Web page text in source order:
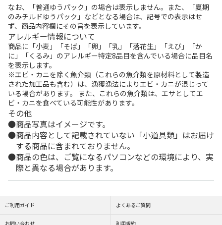
なお、「普通ゆうパック」の場合は表示しません。また、「夏期
のみチルドゆうパック」などとなる場合は、記号での表示はせ
ず、商品内容欄にその旨を表示しています。
アレルギー情報について
商品に「小麦」「そば」「卵」「乳」「落花生」「えび」「か
に」「くるみ」のアレルギー特定8品目を含んでいる場合に品目名
を表示します。
※エビ・カニを除く魚介類（これらの魚介類を原材料として製造
された加工品も含む）は、漁獲漁法によりエビ・カニが混じって
いる場合があります。 また、これらの魚介類は、エサとしてエ
ビ・カニを食べている可能性があります。
その他
商品写真はイメージです。
商品内容として記載されていない「小道具類」はお届け
する商品に含まれておりません。
商品の色は、ご覧になるパソコンなどの環境により、実
際と異なる場合があります。
ご利用ガイド よくあるご質問
お問い合わせ 利用規約